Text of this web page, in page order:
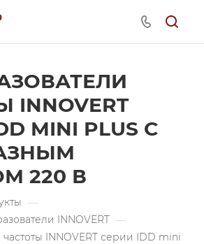
INNOVERT
MINI PLUS С
220 В
—
INNOVERT —
INNOVERT серии IDD mini